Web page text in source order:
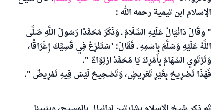
الإسلام ابن تيمية رحمه الله :
" وقَالَ دَانْيَالُ عَلَيْهِ السَّلَامُ ـ وَذَكَرَ مُحَمَّدًا رَسُولَ اللَّهِ صَلَّى
اللَّهُ عَلَيْهِ وَسَلَّمَ بِاسْمِهِ ـ فَقَالَ: "سَتَنْزِعُ فِي قَسِيِّكَ إِغْرَاقًا،
وَتَرْتَوِي السِّهَامُ بِأَمْرِكَ يَا مُحَمَّدُ ارْتِوَاءً ".
فَهَذَا تَصْرِيحٌ بِغَيْرِ تَعْرِيضٍ، وَتَصْحِيحٌ لَيْسَ فِيهِ تَمْرِيضٌ ".